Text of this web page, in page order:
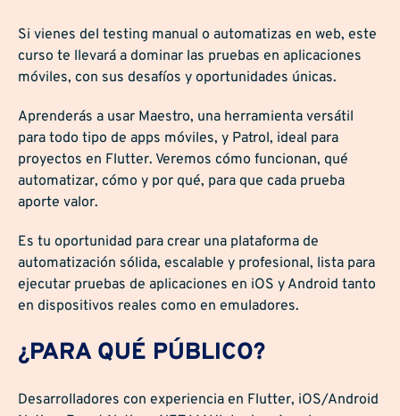
Si vienes del testing manual o automatizas en web, este
curso te llevará a dominar las pruebas en aplicaciones
móviles, con sus desafíos y oportunidades únicas.
Aprenderás a usar Maestro, una herramienta versátil
para todo tipo de apps móviles, y Patrol, ideal para
proyectos en Flutter. Veremos cómo funcionan, qué
automatizar, cómo y por qué, para que cada prueba
aporte valor.
Es tu oportunidad para crear una plataforma de
automatización sólida, escalable y profesional, lista para
ejecutar pruebas de aplicaciones en iOS y Android tanto
en dispositivos reales como en emuladores.
¿PARA QUÉ PÚBLICO?
Desarrolladores con experiencia en Flutter, iOS/Android